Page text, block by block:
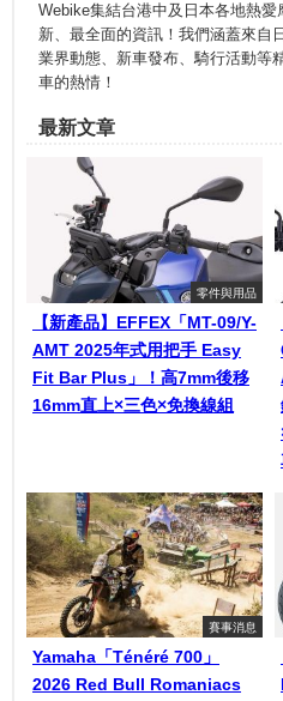
Webike集結台港中及日本各地熱
新、最全面的資訊！我們涵蓋來自
業界動態、新車發布、騎行活動等
車的熱情！
最新文章
零件與用品
【新產品】EFFEX「MT-09/Y-
AMT 2025年式用把手 Easy
Fit Bar Plus」！高7mm後移
16mm直上×三色×免換線組
賽事消息
Yamaha「Ténéré 700」
2026 Red Bull Romaniacs